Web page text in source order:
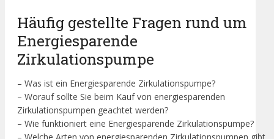
Häufig gestellte Fragen rund um
Energiesparende
Zirkulationspumpe
– Was ist ein Energiesparende Zirkulationspumpe?
– Worauf sollte Sie beim Kauf von energiesparenden
Zirkulationspumpen geachtet werden?
– Wie funktioniert eine Energiesparende Zirkulationspumpe?